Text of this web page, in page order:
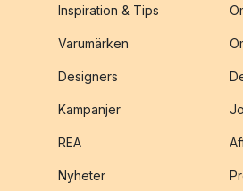
Inspiration & Tips
Varumärken
Designers
Kampanjer
REA
Nyheter